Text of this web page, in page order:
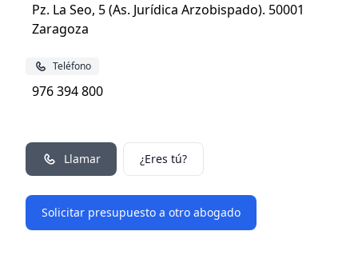
Pz. La Seo, 5 (As. Jurídica Arzobispado). 50001
Zaragoza
Teléfono
976 394 800
Llamar ¿Eres tú?
Solicitar presupuesto a otro abogado